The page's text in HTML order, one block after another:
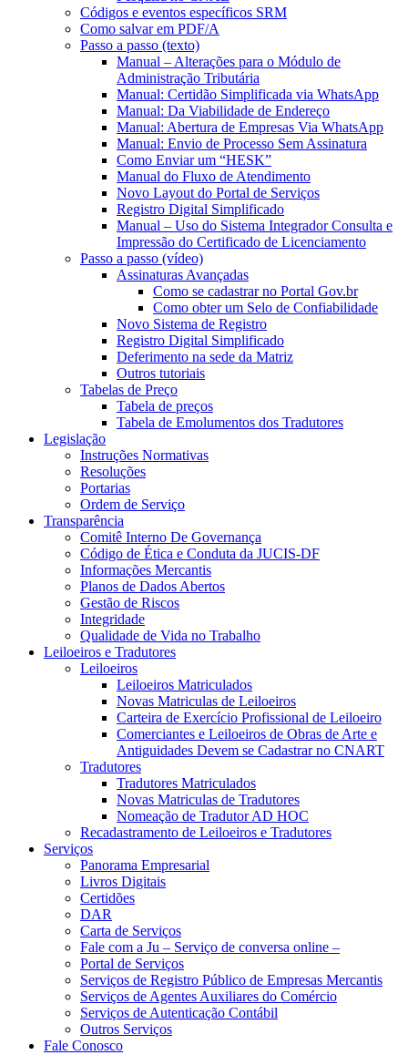
Códigos e eventos específicos SRM
Como salvar em PDF/A
Passo a passo (texto)
Manual – Alterações para o Módulo de
Administração Tributária
Manual: Certidão Simplificada via WhatsApp
Manual: Da Viabilidade de Endereço
Manual: Abertura de Empresas Via WhatsApp
Manual: Envio de Processo Sem Assinatura
Como Enviar um “HESK”
Manual do Fluxo de Atendimento
Novo Layout do Portal de Serviços
Registro Digital Simplificado
Manual – Uso do Sistema Integrador Consulta e
Impressão do Certificado de Licenciamento
Passo a passo (vídeo)
Assinaturas Avançadas
Como se cadastrar no Portal Gov.br
Como obter um Selo de Confiabilidade
Novo Sistema de Registro
Registro Digital Simplificado
Deferimento na sede da Matriz
Outros tutoriais
Tabelas de Preço
Tabela de preços
Tabela de Emolumentos dos Tradutores
Legislação
Instruções Normativas
Resoluções
Portarias
Ordem de Serviço
Transparência
Comitê Interno De Governança
Código de Ética e Conduta da JUCIS-DF
Informações Mercantis
Planos de Dados Abertos
Gestão de Riscos
Integridade
Qualidade de Vida no Trabalho
Leiloeiros e Tradutores
Leiloeiros
Leiloeiros Matriculados
Novas Matriculas de Leiloeiros
Carteira de Exercício Profissional de Leiloeiro
Comerciantes e Leiloeiros de Obras de Arte e
Antiguidades Devem se Cadastrar no CNART
Tradutores
Tradutores Matriculados
Novas Matriculas de Tradutores
Nomeação de Tradutor AD HOC
Recadastramento de Leiloeiros e Tradutores
Serviços
Panorama Empresarial
Livros Digitais
Certidões
DAR
Carta de Serviços
Fale com a Ju – Serviço de conversa online –
Portal de Serviços
Serviços de Registro Público de Empresas Mercantis
Serviços de Agentes Auxiliares do Comércio
Serviços de Autenticação Contábil
Outros Serviços
Fale Conosco